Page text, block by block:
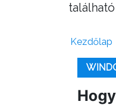
található
Kezdőlap